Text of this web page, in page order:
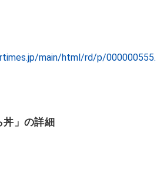
main/html/rd/p/000000555.
丼」の詳細